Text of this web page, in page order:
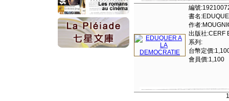
編號
書名
作者
出版社:CERF
系列:
台幣定價
會員價:1,100
1